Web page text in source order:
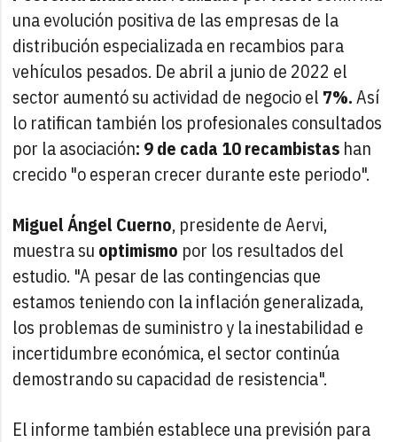
una evolución positiva de las empresas de la
distribución especializada en recambios para
vehículos pesados. De abril a junio de 2022 el
sector aumentó su actividad de negocio el 7%.Así
lo ratifican también los profesionales consultados
por la asociación: 9 de cada 10 recambistas han
crecido "o esperan crecer durante este periodo".
Miguel Ángel Cuerno, presidente de Aervi,
muestra su optimismo por los resultados del
estudio. "A pesar de las contingencias que
estamos teniendo con la inflación generalizada,
los problemas de suministro y la inestabilidad e
incertidumbre económica, el sector continúa
demostrando su capacidad de resistencia".
El informe también establece una previsión para